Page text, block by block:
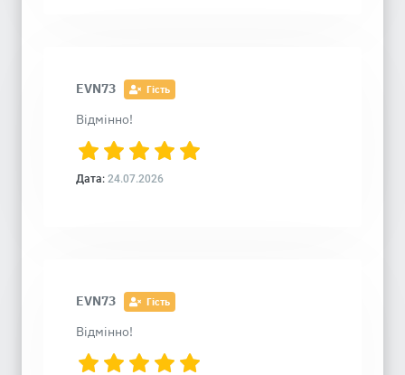
EVN73 Гість
Відмінно!
Дата: 24.07.2026
EVN73 Гість
Відмінно!